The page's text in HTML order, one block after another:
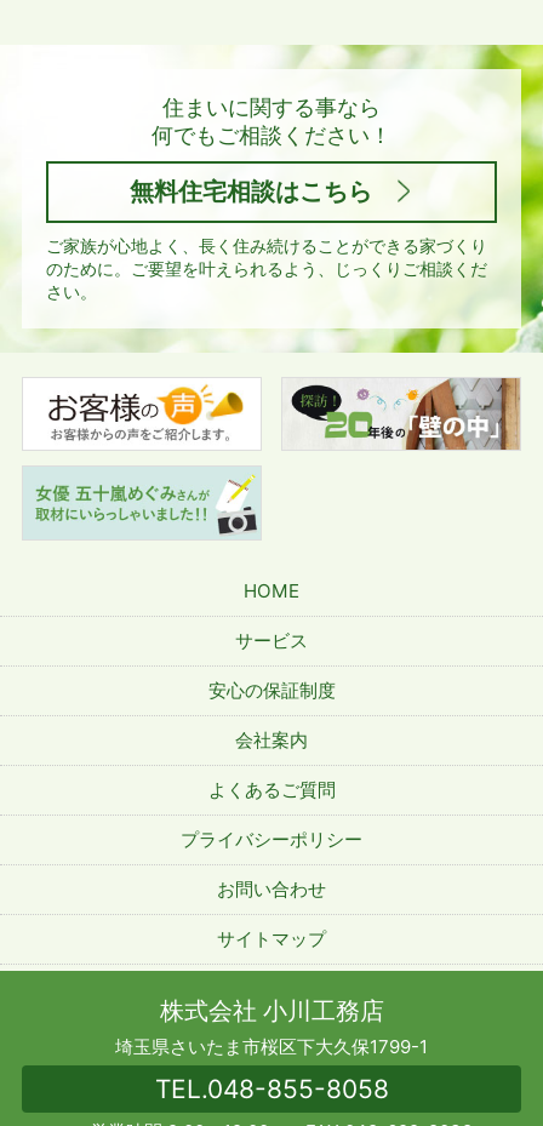
住まいに関する事なら
何でもご相談ください！
無料住宅相談はこちら
ご家族が心地よく、長く住み続けることができる家づくり
のために。
ご要望を叶えられるよう、じっくりご相談くだ
さい。
HOME
サービス
安心の保証制度
会社案内
よくあるご質問
プライバシーポリシー
お問い合わせ
サイトマップ
株式会社 小川工務店
埼玉県さいたま市桜区下大久保1799-1
TEL.048-855-8058